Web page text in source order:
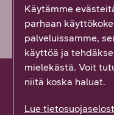
Käytämme
parhaan
palveluissamme,
käyttöä ja
mielekästä. Voit
niitä koska haluat.
Lue